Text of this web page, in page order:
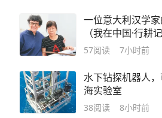
一位意大利汉学
（我在中国·行耕记
57阅读 7小时前
水下钻探机器人
海实验室
38阅读 8小时前